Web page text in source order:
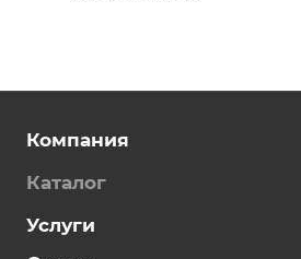
Компания
Каталог
Услуги